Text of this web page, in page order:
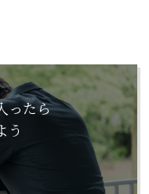
ったら
う